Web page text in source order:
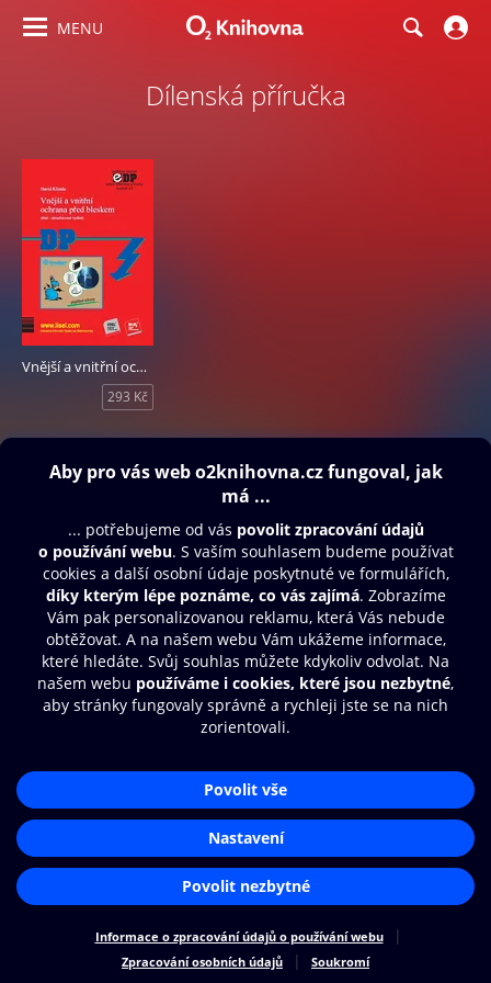
MENU
Dílenská příručka
Vnější a vnitřní ochrana před bleskem
293 Kč
Obsah ke stažení
Další zábava
© O2 Czech Republic a.s.
Nákupní řád
Přístupnost
Cookies
Nastavení cookies
Aplikace O2 Knihovna
Čti a poslouchej své e-knihy a
audioknihy rychleji a pohodlněji.